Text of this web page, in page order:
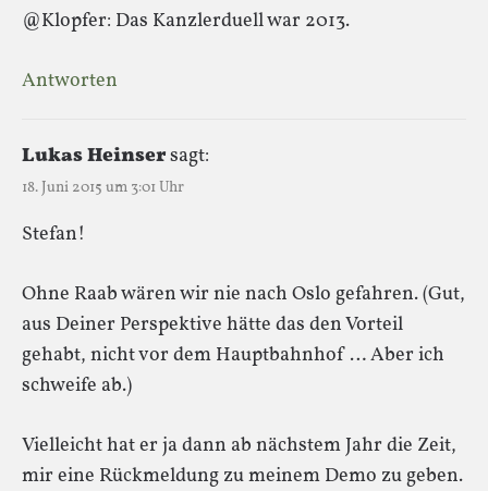
@Klopfer: Das Kanzlerduell war 2013.
Antworten
Lukas Heinsersagt:
18. Juni 2015 um 3:01 Uhr
Stefan!
Ohne Raab wären wir nie nach Oslo gefahren. (Gut,
aus Deiner Perspektive hätte das den Vorteil
gehabt, nicht vor dem Hauptbahnhof … Aber ich
schweife ab.)
Vielleicht hat er ja dann ab nächstem Jahr die Zeit,
mir eine Rückmeldung zu meinem Demo zu geben.